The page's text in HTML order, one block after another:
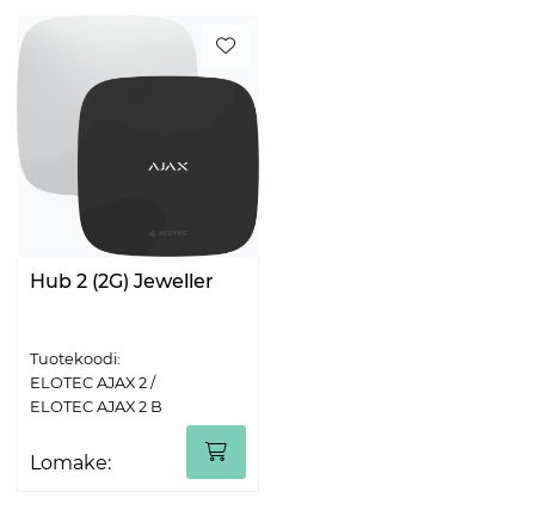
Hub 2 (2G) Jeweller
Tuotekoodi:
ELOTEC AJAX 2 /
ELOTEC AJAX 2 B
Lomake: